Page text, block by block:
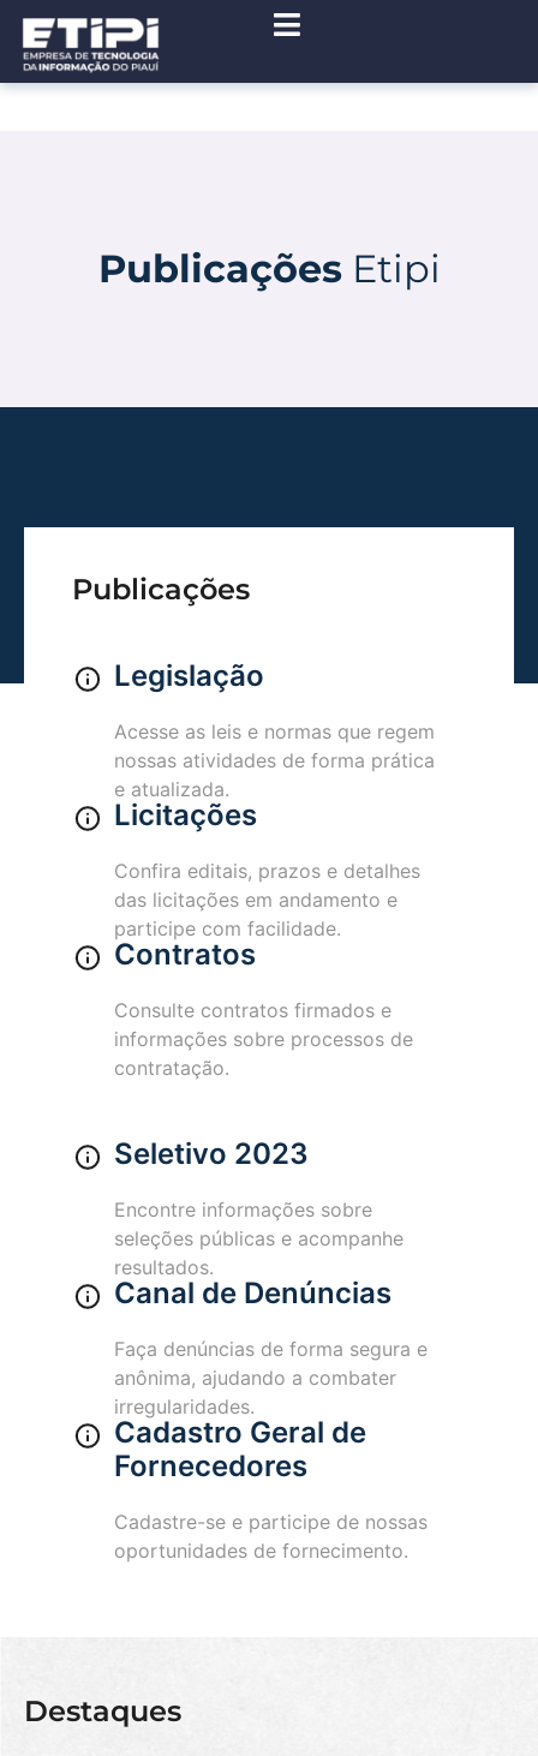
PublicaçõesEtipi
Publicações
Legislação
Acesse as leis e normas que regem
nossas atividades de forma prática
e atualizada.
Licitações
Confira editais, prazos e detalhes
das licitações em andamento e
participe com facilidade.
Contratos
Consulte contratos firmados e
informações sobre processos de
contratação.
Seletivo 2023
Encontre informações sobre
seleções públicas e acompanhe
resultados.
Canal de Denúncias
Faça denúncias de forma segura e
anônima, ajudando a combater
irregularidades.
Cadastro Geral de
Fornecedores
Cadastre-se e participe de nossas
oportunidades de fornecimento.
Destaques